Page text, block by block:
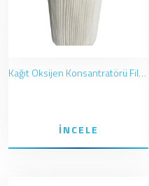
Kağıt Oksijen Konsantratörü Filtresi Çeşitleri
İNCELE